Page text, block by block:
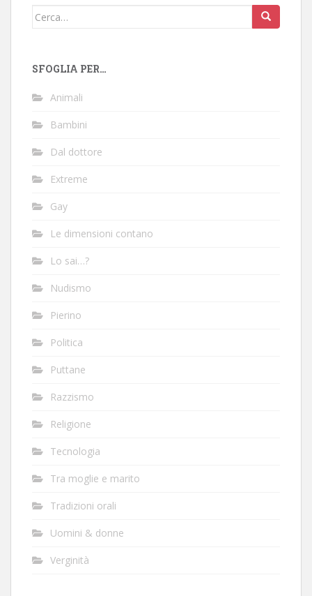
Cerca:
SFOGLIA PER…
Animali
Bambini
Dal dottore
Extreme
Gay
Le dimensioni contano
Lo sai…?
Nudismo
Pierino
Politica
Puttane
Razzismo
Religione
Tecnologia
Tra moglie e marito
Tradizioni orali
Uomini & donne
Verginità